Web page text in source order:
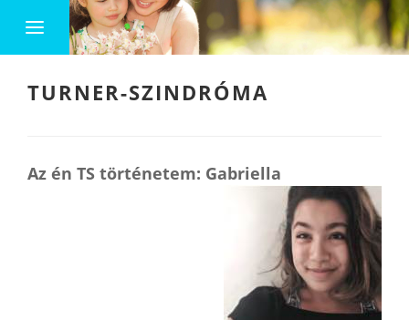
TURNER-SZINDRÓMA
Az én TS történetem: Gabriella